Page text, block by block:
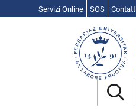
Servizi Online SOS